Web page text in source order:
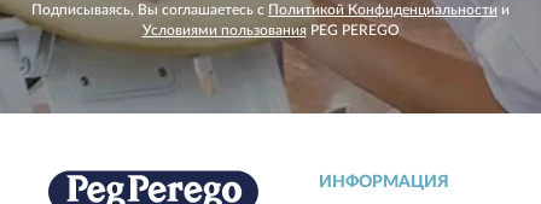
Подписываясь, Вы соглашаетесь с Политикой Конфиденциальности и
Условиями пользованияPEG PEREGO
ИНФОРМАЦИЯ